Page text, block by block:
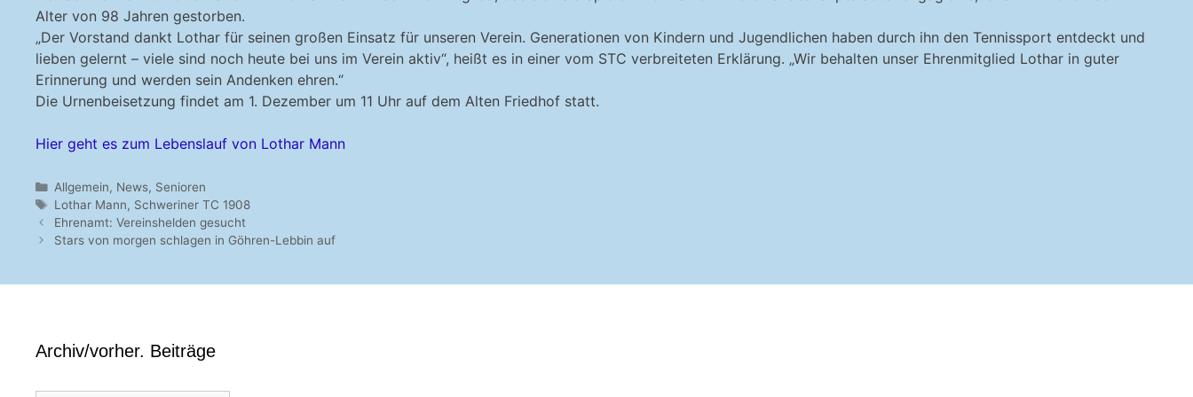
Alter von 98 Jahren gestorben.
„Der Vorstand dankt Lothar für seinen großen Einsatz für unseren Verein. Generationen von Kindern und Jugendlichen haben durch ihn den Tennissport entdeckt und
lieben gelernt – viele sind noch heute bei uns im Verein aktiv“, heißt es in einer vom STC verbreiteten Erklärung. „Wir behalten unser Ehrenmitglied Lothar in guter
Erinnerung und werden sein Andenken ehren.“
Die Urnenbeisetzung findet am 1. Dezember um 11 Uhr auf dem Alten Friedhof statt.
Hier geht es zum Lebenslauf von Lothar Mann
Kategorien
Allgemein, News, Senioren
Schlagwörter
Lothar Mann, Schweriner TC 1908
Ehrenamt: Vereinshelden gesucht
Stars von morgen schlagen in Göhren-Lebbin auf
Archiv/vorher. Beiträge